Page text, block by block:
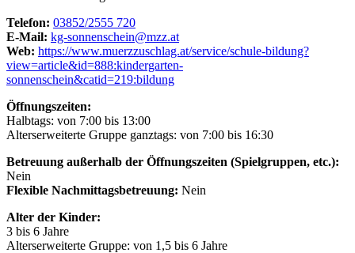
Telefon: 03852/2555 720
E-Mail: kg-sonnenschein@mzz.at
Web: https://www.muerzzuschlag.at/service/schule-bildung?
view=article&id=888:kindergarten-
sonnenschein&catid=219:bildung
Öffnungszeiten:
Halbtags: von 7:00 bis 13:00
Alterserweiterte Gruppe ganztags: von 7:00 bis 16:30
Betreuung außerhalb der Öffnungszeiten (Spielgruppen, etc.):
Nein
Flexible Nachmittagsbetreuung: Nein
Alter der Kinder:
3 bis 6 Jahre
Alterserweiterte Gruppe: von 1,5 bis 6 Jahre